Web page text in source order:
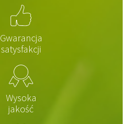
Gwarancja
satysfakcji
Wysoka
jakość